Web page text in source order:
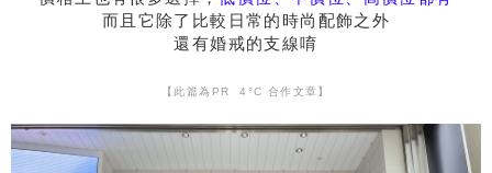
而且它除了比較日常的時尚配飾之外
還有婚戒的支線唷
【此篇為PR 4°C 合作文章】